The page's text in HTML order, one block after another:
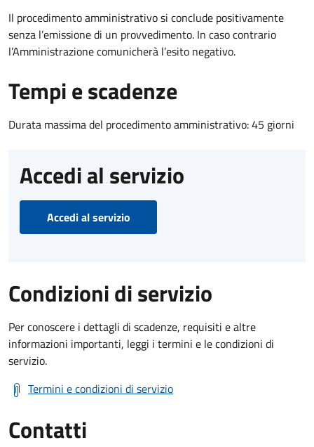
Il procedimento amministrativo si conclude positivamente
senza l’emissione di un provvedimento. In caso contrario
l’Amministrazione comunicherà l’esito negativo.
Tempi e scadenze
Durata massima del procedimento amministrativo: 45 giorni
Accedi al servizio
Accedi al servizio
Condizioni di servizio
Per conoscere i dettagli di scadenze, requisiti e altre
informazioni importanti, leggi i termini e le condizioni di
servizio.
Termini e condizioni di servizio
Contatti